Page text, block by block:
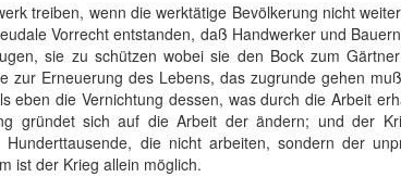
treiben, wenn die werktätige Bevölkerung nicht
Vorrecht entstanden, daß Handwerker und
sie zu schützen wobei sie den Bock zum
zur Erneuerung des Lebens, das zugrunde gehen
die Vernichtung dessen, was durch die Arbeit
gründet sich auf die Arbeit der ändern; und der
die nicht arbeiten, sondern der
ist der Krieg allein möglich.